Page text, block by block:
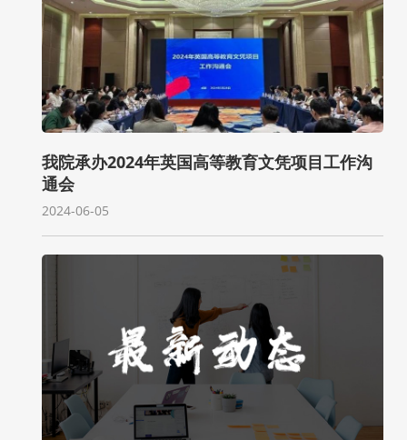
我院承办2024年英国高等教育文凭项目工作沟
通会
2024-06-05